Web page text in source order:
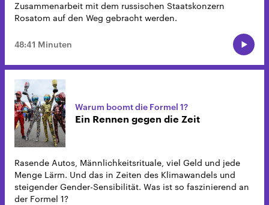
Zusammenarbeit mit dem russischen Staatskonzern
Rosatom auf den Weg gebracht werden.
48:41 Minuten
Warum boomt die Formel 1?
Ein Rennen gegen die Zeit
Rasende Autos, Männlichkeitsrituale, viel Geld und jede
Menge Lärm. Und das in Zeiten des Klimawandels und
steigender Gender-Sensibilität. Was ist so faszinierend an
der Formel 1?